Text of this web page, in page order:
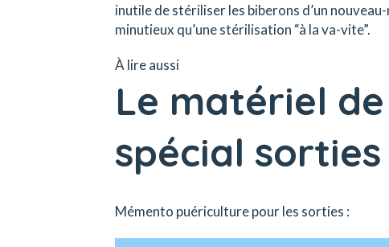
inutile de stériliser les biberons d’un
minutieux qu’une stérilisation “à la va-vite”.
À lire aussi
Le matériel
spécial sorties
Mémento puériculture pour les sorties :